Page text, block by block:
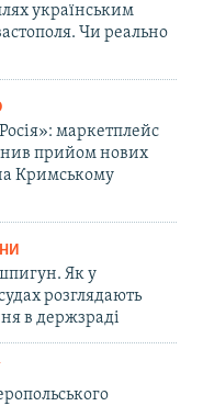
українським
Чи реально
маркетплейс
прийом нових
Кримському
Як у
розглядають
в держзраді